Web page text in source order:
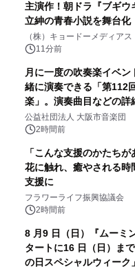
主演作！朝ドラ『ブギウ
立紳の青春小説を舞台化
マジで来い』キービジュ
（株）キョードーメディアス
11分前
月に一度の吹奏楽イベン
緒に演奏できる「第112
楽」。演奏曲目などの詳
公益社団法人 大阪市音楽団
2時間前
「こんな支援のかたちが
花に触れ、癒やされる時
支援に
フラワーライフ振興協議会
2時間前
8 月9 日（日）『ムーミ
タートに16 日（日）ま
の日スペシャルウィーク